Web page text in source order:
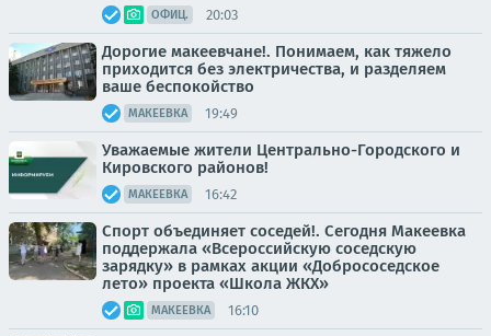
ОФИЦ. 20:03
Дорогие макеевчане!. Понимаем, как тяжело
приходится без электричества, и разделяем
ваше беспокойство
МАКЕЕВКА 19:49
Уважаемые жители Центрально-Городского и
Кировского районов!
МАКЕЕВКА 16:42
Спорт объединяет соседей!. Сегодня Макеевка
поддержала «Всероссийскую соседскую
зарядку» в рамках акции «Добрососедское
лето» проекта «Школа ЖКХ»
МАКЕЕВКА 16:10